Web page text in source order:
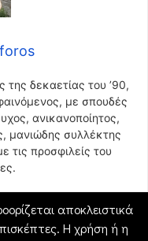
της δεκαετίας του ’90,
με σπουδές
ανικανοποίητος,
μανιώδης συλλέκτης
τις προσφιλείς του
αποκλειστικά
Η χρήση ή η